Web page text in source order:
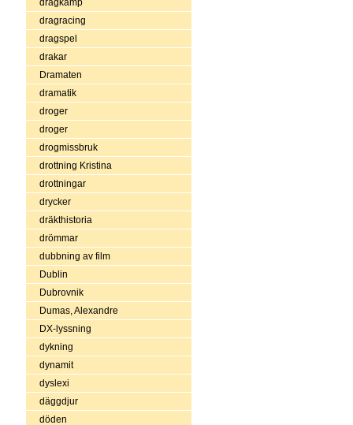
dragkamp
dragracing
dragspel
drakar
Dramaten
dramatik
droger
droger
drogmissbruk
drottning Kristina
drottningar
drycker
dräkthistoria
drömmar
dubbning av film
Dublin
Dubrovnik
Dumas, Alexandre
DX-lyssning
dykning
dynamit
dyslexi
däggdjur
döden